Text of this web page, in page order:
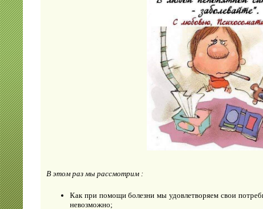
В этом раз мы рассмотрим :
Как при помощи болезни мы удовлетворяем свои
невозможно;